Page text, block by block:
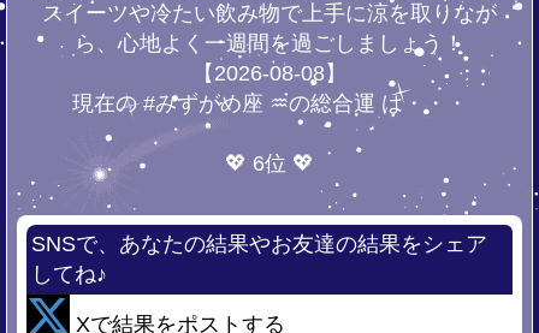
スイーツや冷たい飲み物で上手に涼を取りなが
ら、心地よく一週間を過ごしましょう！
【2026-08-08】
現在の #みずがめ座 ♒の総合運 は・・・
💖 6位 💖
SNSで、あなたの結果やお友達の結果をシェア
してね♪
Xで結果をポストする